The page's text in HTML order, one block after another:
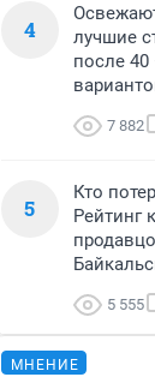
4
лучшие
после
7 882
5
Кто
Рейтинг
5 555
МНЕНИЕ